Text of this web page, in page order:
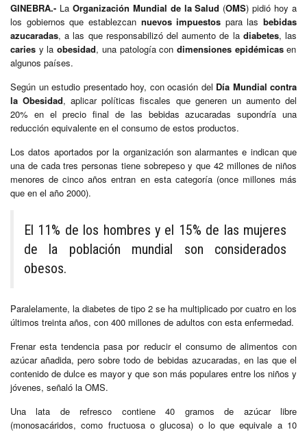
GINEBRA.- La Organización Mundial de la Salud (OMS) pidió hoy a
los gobiernos que establezcan nuevos impuestos para las bebidas
azucaradas, a las que responsabilizó del aumento de la diabetes, las
caries y laobesidad, una patología con dimensiones epidémicasen
algunos países.
Según un estudio presentado hoy, con ocasión del Día Mundial contra
la Obesidad, aplicar políticas fiscales que generen un aumento del
20% en el precio final de las bebidas azucaradas supondría una
reducción equivalente en el consumo de estos productos.
Los datos aportados por la organización son alarmantes e indican que
una de cada tres personas tiene sobrepeso y que 42 millones de niños
menores de cinco años entran en esta categoría (once millones más
que en el año 2000).
El 11% de los hombres y el 15% de las mujeres
de la población mundial son considerados
obesos.
Paralelamente, la diabetes de tipo 2 se ha multiplicado por cuatro en los
últimos treinta años, con 400 millones de adultos con esta enfermedad.
Frenar esta tendencia pasa por reducir el consumo de alimentos con
azúcar añadida, pero sobre todo de bebidas azucaradas, en las que el
contenido de dulce es mayor y que son más populares entre los niños y
jóvenes, señaló la OMS.
Una lata de refresco contiene 40 gramos de azúcar libre
(monosacáridos, como fructuosa o glucosa) o lo que equivale a 10